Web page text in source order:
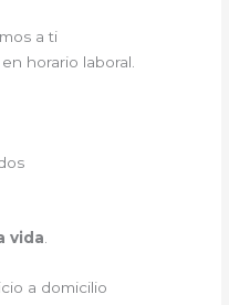
a ti
horario laboral.
vida
a domicilio